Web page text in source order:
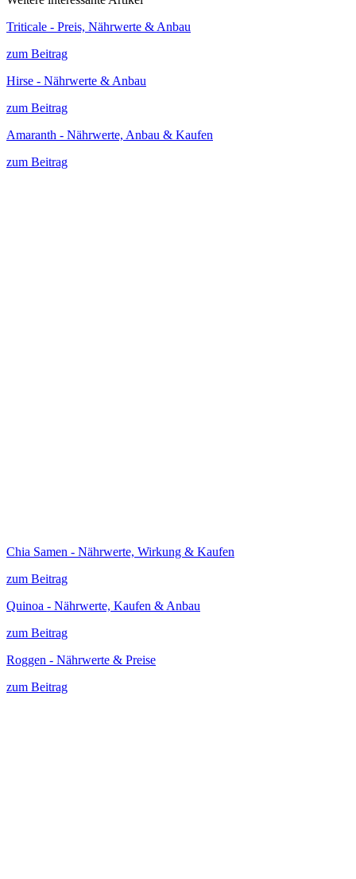
Triticale - Preis, Nährwerte & Anbau
zum Beitrag
Hirse - Nährwerte & Anbau
zum Beitrag
Amaranth - Nährwerte, Anbau & Kaufen
zum Beitrag
Chia Samen - Nährwerte, Wirkung & Kaufen
zum Beitrag
Quinoa - Nährwerte, Kaufen & Anbau
zum Beitrag
Roggen - Nährwerte & Preise
zum Beitrag